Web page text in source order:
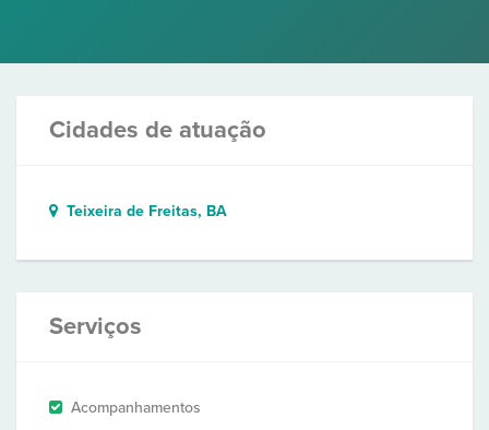
Cidades de atuação
Teixeira de Freitas, BA
Serviços
Acompanhamentos